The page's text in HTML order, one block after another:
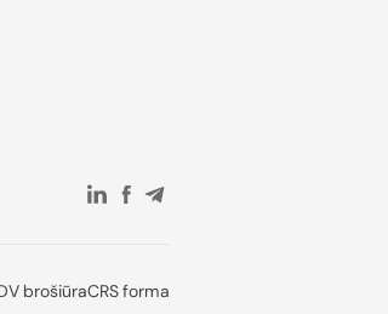
brošiūraCRS forma